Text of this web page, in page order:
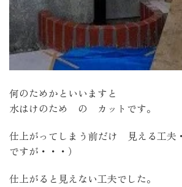
何のためかといいますと
水はけのため の カットです。
仕上がってしまう前だけ 見える工夫
ですが・・・）
仕上がると見えない工夫でした。